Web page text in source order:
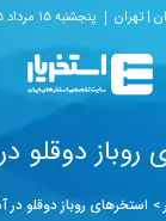
| تهران پنجشنبه ۱۵ مرداد ۱۴۰۵
روباز دوقلو
> استخرهای روباز دوقلو در